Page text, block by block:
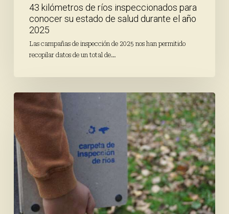
43 kilómetros de ríos inspeccionados para
conocer su estado de salud durante el año
2025
Las campañas de inspección de 2025 nos han permitido
recopilar datos de un total de…
Todo
preparado
para
la
inspección
de
otoño
de
Proyecto
Ríos